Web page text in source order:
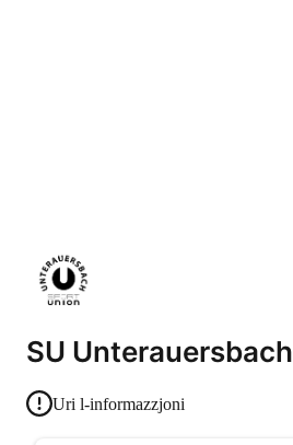
SU Unterauersbach
Uri l-informazzjoni